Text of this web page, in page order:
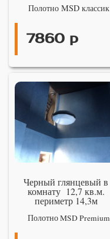
Полотно MSD классик
7860 р
Черный глянцевый в
комнату 12,7 кв.м.
периметр 14,3м
Полотно MSD Premium